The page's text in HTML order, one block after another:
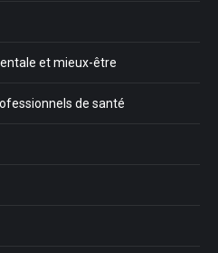
et mieux-être
de santé